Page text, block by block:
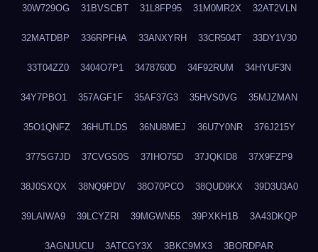
30W729OG 31BVSCBT 31L8FP95 31M0MR2X 32AT2VLN
32MATDBP 336RPFHA 33ANXYRH 33CR504T 33DY1V30
33T04ZZ0 3404O7P1 3478760D 34F92RUM 34HYUF3N
34Y7PBO1 357AGF1F 35AF37G3 35HVS0VG 35MJZMAN
35O1QNFZ 36HUTLDS 36NU8MEJ 36U7Y0NR 376J215Y
377SG7JD 37CVGS0S 37IHO75D 37JQKID8 37X9FZP9
38J0SXQX 38NQ9PDV 38O70PCO 38QUD9KX 39D3U3A0
39LAIWA9 39LCYZRI 39MGWN55 39PXKH1B 3A43DKQP
3AGNJUCU 3ATCGY3X 3BKC9MX3 3BORDPAR